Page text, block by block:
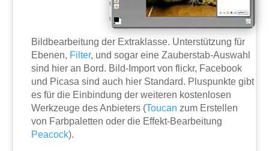
Bildbearbeitung der Extraklasse. Unterstützung für
Ebenen, Filter, und sogar eine Zauberstab-Auswahl
sind hier an Bord. Bild-Import von flickr, Facebook
und Picasa sind auch hier Standard. Pluspunkte gibt
es für die Einbindung der weiteren kostenlosen
Werkzeuge des Anbieters (Toucan zum Erstellen
von Farbpaletten oder die Effekt-Bearbeitung
Peacock).